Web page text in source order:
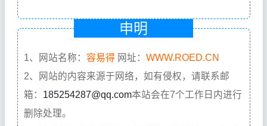
申明
1、网站名称： 容易得 网址： WWW.ROED.CN
2、网站的内容来源于网络，如有侵权，请联系邮
箱： 185254287@qq.com本站会在7个工作日内进行
删除处理。